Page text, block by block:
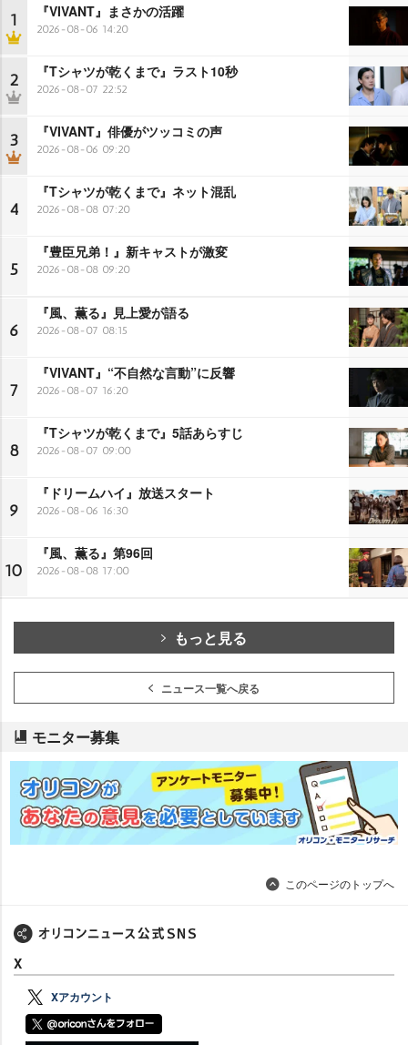
1 『VIVANT』まさかの活躍
2026-08-06 14:20
2 『Tシャツが乾くまで』ラスト10秒
2026-08-07 22:52
3 『VIVANT』俳優がツッコミの声
2026-08-06 09:20
4
『Tシャツが乾くまで』ネット混乱
2026-08-08 07:20
5
『豊臣兄弟！』新キャストが激変
2026-08-08 09:20
6
『風、薫る』見上愛が語る
2026-08-07 08:15
7
『VIVANT』“不自然な言動”に反響
2026-08-07 16:20
8
『Tシャツが乾くまで』5話あらすじ
2026-08-07 09:00
9
『ドリームハイ』放送スタート
2026-08-06 16:30
10
『風、薫る』第96回
2026-08-08 17:00
もっと見る
ニュース一覧へ戻る
モニター募集
このページのトップへ
X
Xアカウント